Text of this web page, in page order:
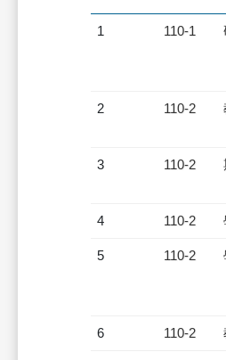
1 110-1
2 110-2
3 110-2
4 110-2
5 110-2
6 110-2